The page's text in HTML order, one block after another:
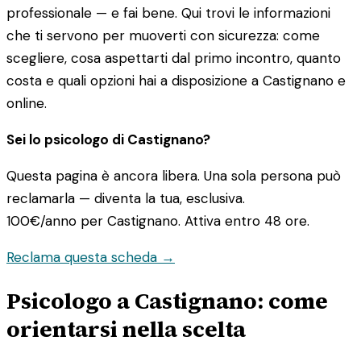
professionale — e fai bene. Qui trovi le informazioni
che ti servono per muoverti con sicurezza: come
scegliere, cosa aspettarti dal primo incontro, quanto
costa e quali opzioni hai a disposizione a Castignano e
online.
Sei lo psicologo di Castignano?
Questa pagina è ancora libera. Una sola persona può
reclamarla — diventa la tua, esclusiva.
100€/anno per Castignano. Attiva entro 48 ore.
Reclama questa scheda →
Psicologo a Castignano: come
orientarsi nella scelta